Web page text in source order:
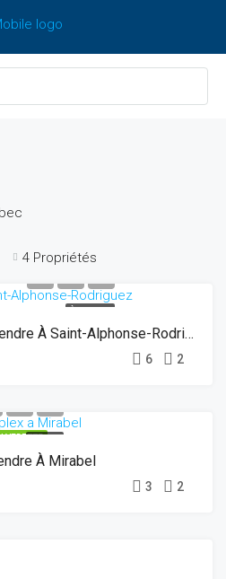
4 Propriétés
Magnifique Duplex À Vendre À Saint-Alphonse-Rodriguez
6 2
VEDETTE
À Mirabel
3 2